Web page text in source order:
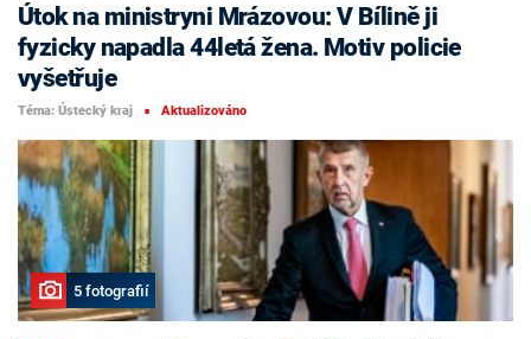
Útok na ministryni Mrázovou: V Bílině ji
fyzicky napadla 44letá žena. Motiv policie
vyšetřuje
Téma: Ústecký kraj ■ Aktualizováno
5 fotografií